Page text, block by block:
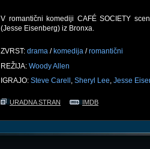
V romantični komediji CAFÉ SOCIETY
(Jesse Eisenberg) iz Bronxa.
ZVRST: drama / komedija /romantični
REŽIJA: Woody Allen
IGRAJO: Steve Carell , Sheryl Lee, Jesse
URADNA STRAN IMDB